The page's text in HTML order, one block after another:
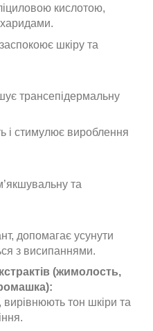
кислотою,
шкіру та
трансепідермальну
і стимулює вироблення
та
допомагає усунути
з висипаннями.
(жимолость,
вирівнюють тон шкіри та